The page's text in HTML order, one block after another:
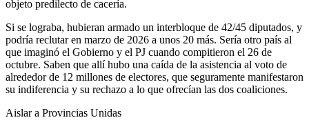
objeto predilecto de cacería.
Si se lograba, hubieran armado un interbloque de 42/45 diputados, y
podría reclutar en marzo de 2026 a unos 20 más. Sería otro país al
que imaginó el Gobierno y el PJ cuando compitieron el 26 de
octubre. Saben que allí hubo una caída de la asistencia al voto de
alrededor de 12 millones de electores, que seguramente manifestaron
su indiferencia y su rechazo a lo que ofrecían las dos coaliciones.
Aislar a Provincias Unidas